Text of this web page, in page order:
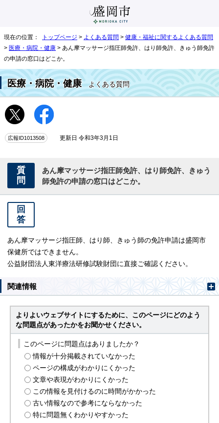
現在の位置： トップページ > よくある質問 > 健康・福祉に関するよくある質問
> 医療・病院・健康 > あん摩マッサージ指圧師免許、はり師免許、きゅう師免許
の申請の窓口はどこか。
医療・病院・健康よくある質問
広報ID1013508 更新日 令和3年3月1日
質
問
あん摩マッサージ指圧師免許、はり師免許、きゅう
師免許の申請の窓口はどこか。
回
答
あん摩マッサージ指圧師、はり師、きゅう師の免許申請は盛岡市
保健所ではできません。
公益財団法人東洋療法研修試験財団に直接ご確認ください。
関連情報
よりよいウェブサイトにするために、このページにどのよう
な問題点があったかをお聞かせください。
このページに問題点はありましたか？
情報が十分掲載されていなかった
ページの構成がわかりにくかった
文章や表現がわかりにくかった
この情報を見付けるのに時間がかかった
古い情報なので参考にならなかった
特に問題無くわかりやすかった